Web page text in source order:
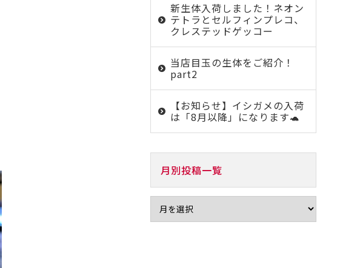
新生体入荷しました！ネオン
テトラとセルフィンプレコ、
クレステッドゲッコー
当店目玉の生体をご紹介！
part2
【お知らせ】イシガメの入荷
は「8月以降」になります🐢
月別投稿一覧